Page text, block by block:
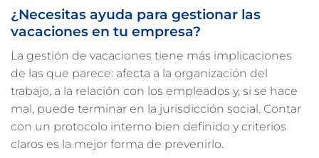
¿Necesitas ayuda para gestionar las
vacaciones en tu empresa?
La gestión de vacaciones tiene más implicaciones
de las que parece: afecta a la organización del
trabajo, a la relación con los empleados y, si se hace
mal, puede terminar en la jurisdicción social. Contar
con un protocolo interno bien definido y criterios
claros es la mejor forma de prevenirlo.